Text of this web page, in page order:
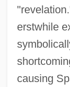
erstwhile
causing
Ayala, Eusebio
Ayala, Eligio